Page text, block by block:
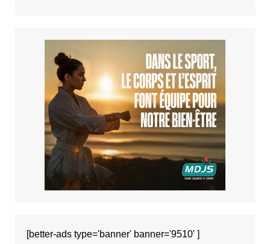
[better-ads type='banner' banner='9510' ]